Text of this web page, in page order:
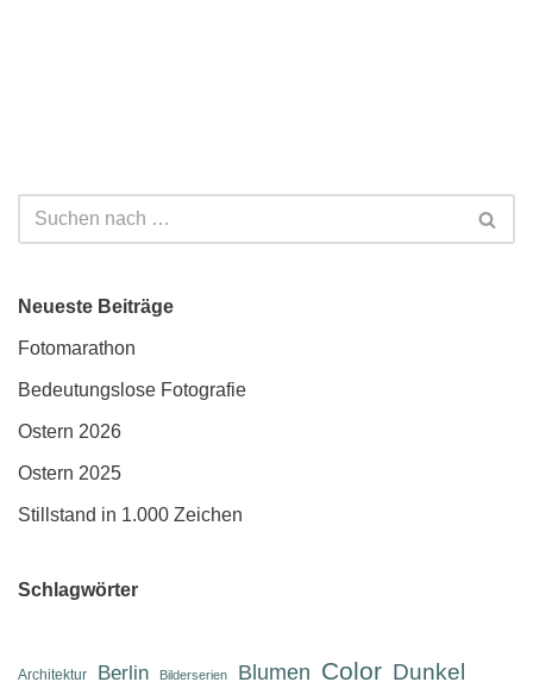
Neueste Beiträge
Fotomarathon
Bedeutungslose Fotografie
Ostern 2026
Ostern 2025
Stillstand in 1.000 Zeichen
Schlagwörter
Architektur Berlin Bilderserien Blumen Color Dunkel